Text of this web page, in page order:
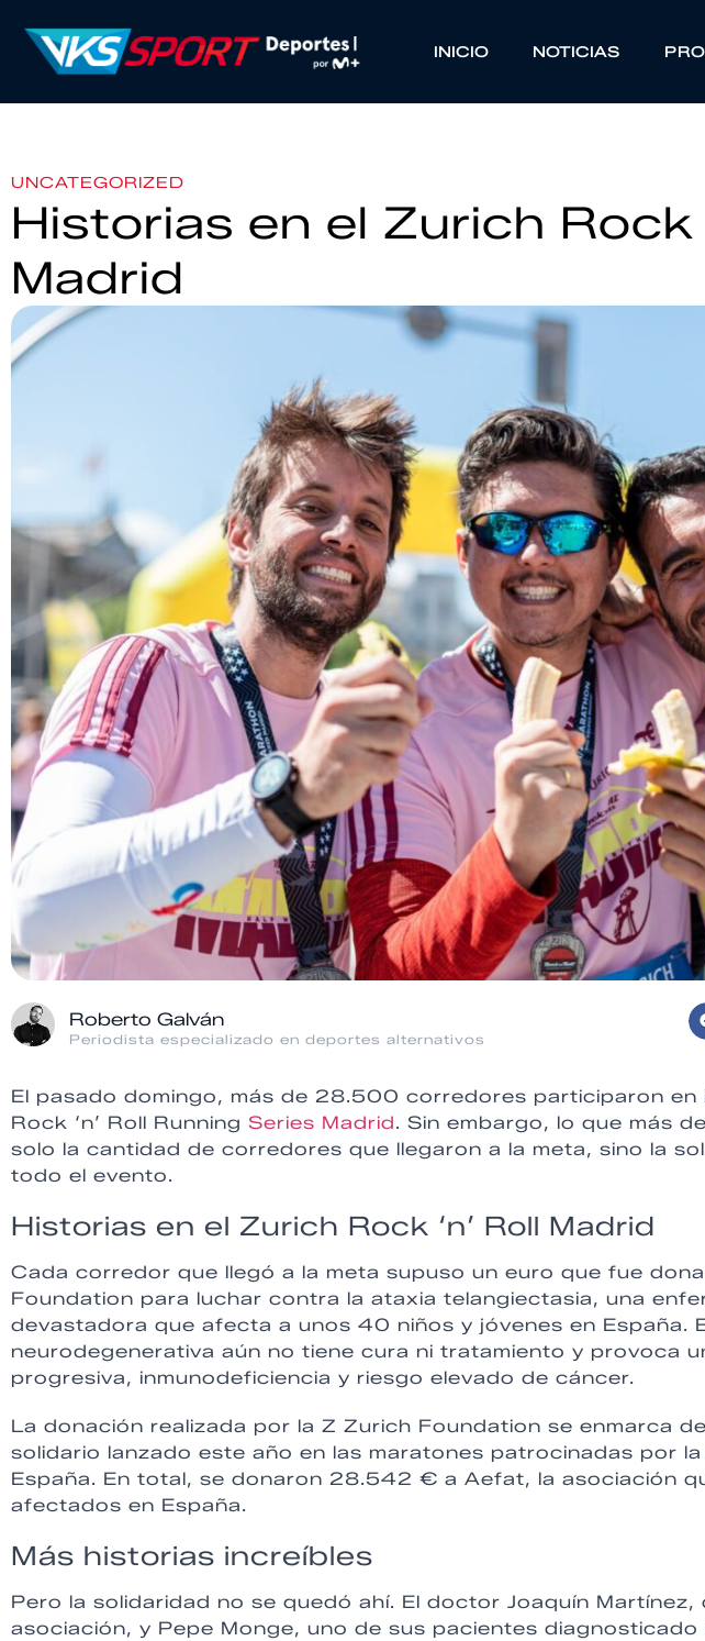
INICIO NOTICIAS
UNCATEGORIZED
Historias en el Zurich Rock
Madrid
Roberto Galván
Periodista especializado en deportes alternativos
El pasado domingo, más de 28.500 corredores participaron en
Rock ‘n’ Roll Running Series Madrid. Sin embargo, lo que más
solo la cantidad de corredores que llegaron a la meta, sino la
todo el evento.
Historias en el Zurich Rock ‘n’ Roll Madrid
Cada corredor que llegó a la meta supuso un euro que fue
Foundation para luchar contra la ataxia telangiectasia, una
devastadora que afecta a unos 40 niños y jóvenes en España.
neurodegenerativa aún no tiene cura ni tratamiento y provoca
progresiva, inmunodeficiencia y riesgo elevado de cáncer.
La donación realizada por la Z Zurich Foundation se enmarca
solidario lanzado este año en las maratones patrocinadas por
España. En total, se donaron 28.542 € a Aefat, la asociación
afectados en España.
Más historias increíbles
Pero la solidaridad no se quedó ahí. El doctor Joaquín
asociación, y Pepe Monge, uno de sus pacientes diagnosticado